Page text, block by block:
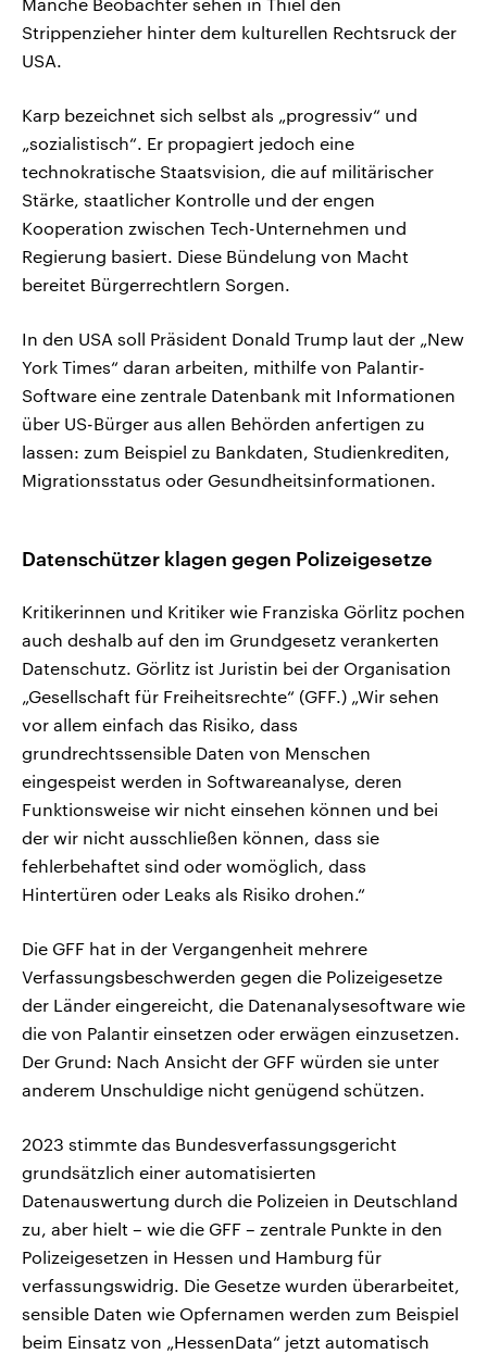
Manche Beobachter sehen in Thiel den
Strippenzieher hinter dem kulturellen Rechtsruck der
USA.
Karp bezeichnet sich selbst als „progressiv“ und
„sozialistisch“. Er propagiert jedoch eine
technokratische Staatsvision, die auf militärischer
Stärke, staatlicher Kontrolle und der engen
Kooperation zwischen Tech-Unternehmen und
Regierung basiert. Diese Bündelung von Macht
bereitet Bürgerrechtlern Sorgen.
In den USA soll Präsident Donald Trump laut der „New
York Times“ daran arbeiten, mithilfe von Palantir-
Software eine zentrale Datenbank mit Informationen
über US-Bürger aus allen Behörden anfertigen zu
lassen: zum Beispiel zu Bankdaten, Studienkrediten,
Migrationsstatus oder Gesundheitsinformationen.
Datenschützer klagen gegen Polizeigesetze
Kritikerinnen und Kritiker wie Franziska Görlitz pochen
auch deshalb auf den im Grundgesetz verankerten
Datenschutz. Görlitz ist Juristin bei der Organisation
„Gesellschaft für Freiheitsrechte“ (GFF.) „Wir sehen
vor allem einfach das Risiko, dass
grundrechtssensible Daten von Menschen
eingespeist werden in Softwareanalyse, deren
Funktionsweise wir nicht einsehen können und bei
der wir nicht ausschließen können, dass sie
fehlerbehaftet sind oder womöglich, dass
Hintertüren oder Leaks als Risiko drohen.“
Die GFF hat in der Vergangenheit mehrere
Verfassungsbeschwerden gegen die Polizeigesetze
der Länder eingereicht, die Datenanalysesoftware wie
die von Palantir einsetzen oder erwägen einzusetzen.
Der Grund: Nach Ansicht der GFF würden sie unter
anderem Unschuldige nicht genügend schützen.
2023 stimmte das Bundesverfassungsgericht
grundsätzlich einer automatisierten
Datenauswertung durch die Polizeien in Deutschland
zu, aber hielt – wie die GFF – zentrale Punkte in den
Polizeigesetzen in Hessen und Hamburg für
verfassungswidrig. Die Gesetze wurden überarbeitet,
sensible Daten wie Opfernamen werden zum Beispiel
beim Einsatz von „HessenData“ jetzt automatisch